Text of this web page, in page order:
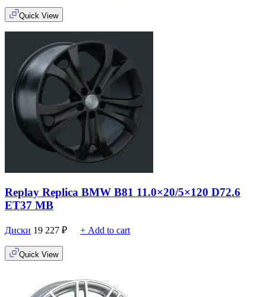
Quick View
Replay Replica BMW B81 11.0×20/5×120 D72.6
ET37 MB
Диски 19 227 ₽ + Add to cart
Quick View